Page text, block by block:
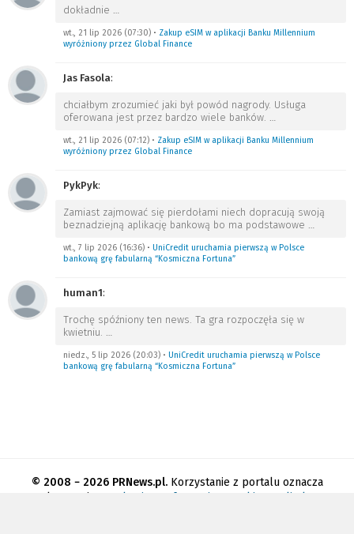
dokładnie …
wt., 21 lip 2026 (07:30) • Zakup eSIM w aplikacji Banku Millennium
wyróżniony przez Global Finance
Jas Fasola:
chciałbym zrozumieć jaki był powód nagrody. Usługa
oferowana jest przez bardzo wiele banków. …
wt., 21 lip 2026 (07:12) • Zakup eSIM w aplikacji Banku Millennium
wyróżniony przez Global Finance
PykPyk:
Zamiast zajmować się pierdołami niech dopracują swoją
beznadziejną aplikację bankową bo ma podstawowe …
wt., 7 lip 2026 (16:36) • UniCredit uruchamia pierwszą w Polsce
bankową grę fabularną “Kosmiczna Fortuna”
human1:
Trochę spóźniony ten news. Ta gra rozpoczęła się w
kwietniu. …
niedz., 5 lip 2026 (20:03) • UniCredit uruchamia pierwszą w Polsce
bankową grę fabularną “Kosmiczna Fortuna”
© 2008 − 2026 PRNews.pl.Korzystanie z portalu oznacza
akceptację
regulaminu Informacja o cookies
Polityka